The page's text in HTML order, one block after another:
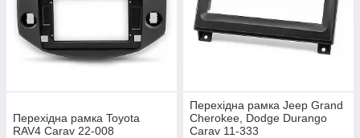
Перехідна рамка Toyota
RAV4 Carav 22-008
Перехідна рамка Jeep Grand
Cherokee, Dodge Durango
Carav 11-333